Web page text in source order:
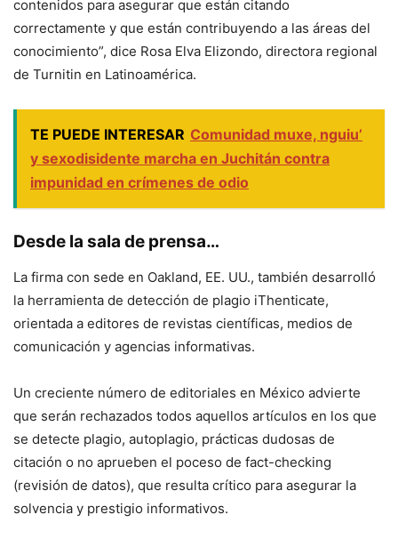
contenidos para asegurar que están citando
correctamente y que están contribuyendo a las áreas del
conocimiento”, dice Rosa Elva Elizondo, directora regional
de Turnitin en Latinoamérica.
TE PUEDE INTERESAR Comunidad muxe, nguiu’
y sexodisidente marcha en Juchitán contra
impunidad en crímenes de odio
Desde la sala de prensa…
La firma con sede en Oakland, EE. UU., también desarrolló
la herramienta de detección de plagio iThenticate,
orientada a editores de revistas científicas, medios de
comunicación y agencias informativas.
Un creciente número de editoriales en México advierte
que serán rechazados todos aquellos artículos en los que
se detecte plagio, autoplagio, prácticas dudosas de
citación o no aprueben el poceso de fact-checking
(revisión de datos), que resulta crítico para asegurar la
solvencia y prestigio informativos.